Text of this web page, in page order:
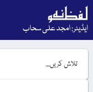
ایڈیٹر: امجد علی سحاب